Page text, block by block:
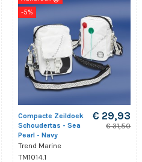
-5%
Compacte Zeildoek
Schoudertas - Sea
Pearl - Navy
Trend Marine
TM1014.1
€ 29,93
€ 31,50